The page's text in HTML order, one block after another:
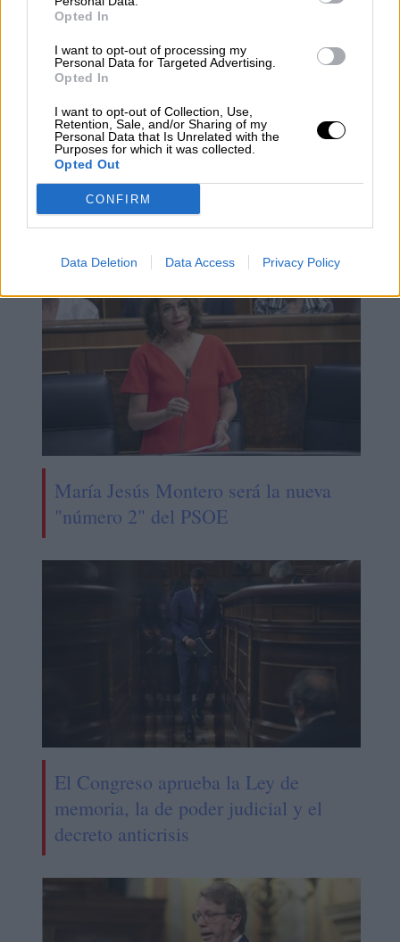
Opted In
I want to opt-out of processing my
Personal Data for Targeted Advertising.
Opted In
I want to opt-out of Collection, Use,
Retention, Sale, and/or Sharing of my
Personal Data that Is Unrelated with the
Purposes for which it was collected.
Opted Out
CONFIRM
Data Deletion Data Access Privacy Policy
El Congreso aprueba definitivamente
las leyes de libertad sexual, de
Ciencia y la reforma de la Ley
Concursal
María Jesús Montero será la nueva
"número 2" del PSOE
El Congreso aprueba la Ley de
memoria, la de poder judicial y el
decreto anticrisis